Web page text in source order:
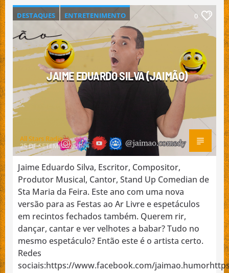
DESTAQUES
ENTRETENIMENTO
EVENTOS
NACIONAL
PROMOÇÃO DE ARTISTA
STAND UP COMEDY
0
JAIME EDUARDO SILVA (JAIMÃO)
All Stars Radio
25 DE SETEMBRO, 2024
Jaime Eduardo Silva, Escritor, Compositor,
Produtor Musical, Cantor, Stand Up Comedian de
Sta Maria da Feira. Este ano com uma nova
versão para as Festas ao Ar Livre e espetáculos
em recintos fechados também. Querem rir,
dançar, cantar e ver velhotes a babar? Tudo no
mesmo espetáculo? Então este é o artista certo.
Redes
sociais:https://www.facebook.com/